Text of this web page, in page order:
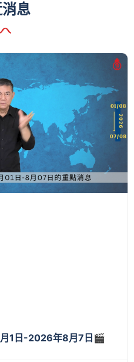
息
月1日-2026年8月7日🎬